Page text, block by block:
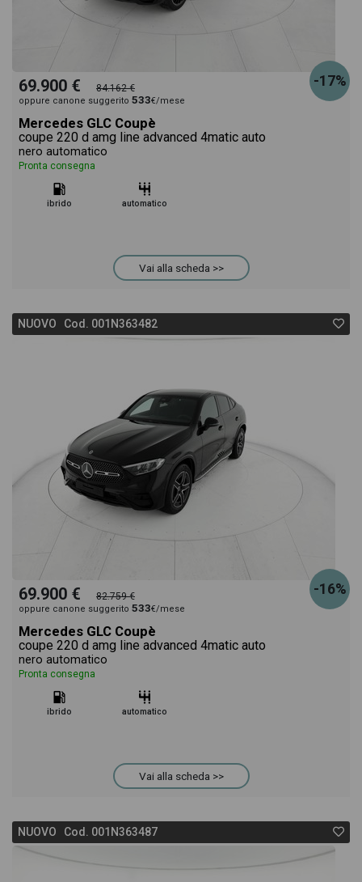
-17%
69.900 € 84.162 €
oppure canone suggerito 533€/mese
Mercedes GLC Coupè
coupe 220 d amg line advanced 4matic auto
nero automatico
Pronta consegna
ibrido automatico
Vai alla scheda >>
NUOVO Cod. 001N363482
-16%
69.900 € 82.759 €
oppure canone suggerito 533€/mese
Mercedes GLC Coupè
coupe 220 d amg line advanced 4matic auto
nero automatico
Pronta consegna
ibrido automatico
Vai alla scheda >>
NUOVO Cod. 001N363487